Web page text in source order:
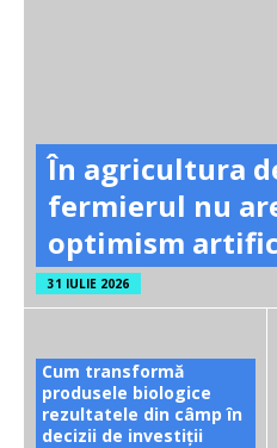
În agricultura
fermierul nu
optimism
31 IULIE 2026
Cum transformă
produsele biologice
rezultatele din câmp în
decizii de investiții